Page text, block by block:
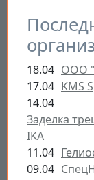
18.04 ООО
17.04 KMS
14.04
Заделка
IKA
11.04
09.04